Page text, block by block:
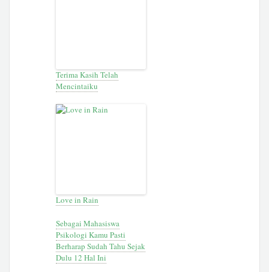
Terima Kasih Telah
Mencintaiku
Love in Rain
Sebagai Mahasiswa
Psikologi Kamu Pasti
Berharap Sudah Tahu Sejak
Dulu 12 Hal Ini